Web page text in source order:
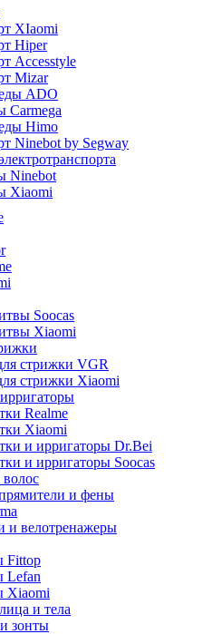
XIaomi
Hiper
Accesstyle
Mizar
ADO
Carmega
Himo
Ninebot by Segway
Ninebot
Xiaomi
Soocas
Xiaomi
стрижки VGR
стрижки Xiaomi
Realme
Xiaomi
и ирригаторы Dr.Bei
и ирригаторы Soocas
и фены
и велотренажеры
Fittop
Lefan
Xiaomi
и тела
зонты